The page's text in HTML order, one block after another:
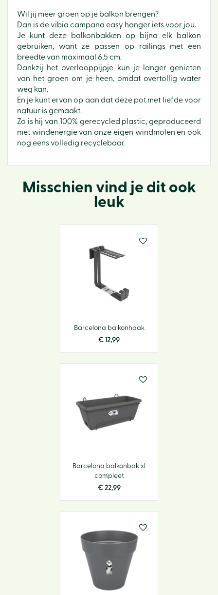
Wil jij meer groen op je balkon brengen?
Dan is de vibia campana easy hanger iets voor jou.
Je kunt deze balkonbakken op bijna elk balkon
gebruiken, want ze passen op railings met een
breedte van maximaal 6,5 cm.
Dankzij het overlooppijpje kun je langer genieten
van het groen om je heen, omdat overtollig water
weg kan.
En je kunt ervan op aan dat deze pot met liefde voor
natuur is gemaakt.
Zo is hij van 100% gerecycled plastic, geproduceerd
met windenergie van onze eigen windmolen en ook
nog eens volledig recyclebaar.
Misschien vind je dit ook
leuk
Barcelona balkonhaak
€ 12,99
Barcelona balkonbak xl
compleet
€ 22,99